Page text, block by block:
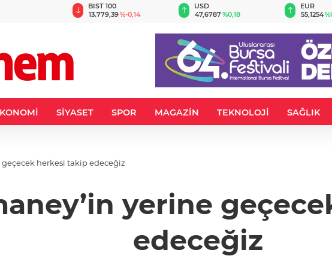
BIST 100
13.779,39%-0,14
USD
47,6787%0,18
EUR
55,1254
SİYASET SPOR MAGAZİN TEKNOLOJİ SAĞLIK
geçecek herkesi takip edeceğiz
yerine
edeceğiz